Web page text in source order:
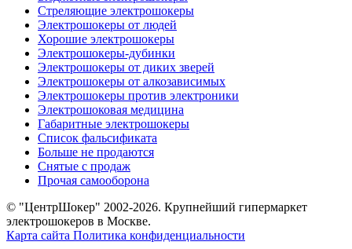
Стреляющие электрошокеры
Электрошокеры от людей
Хорошие электрошокеры
Электрошокеры-дубинки
Электрошокеры от диких зверей
Электрошокеры от алкозависимых
Электрошокеры против электроники
Электрошоковая медицина
Габаритные электрошокеры
Список фальсификата
Больше не продаются
Снятые с продаж
Прочая самооборона
© "ЦентрШокер" 2002-2026. Крупнейший гипермаркет
электрошокеров в Москве.
Карта сайта Политика конфиденциальности